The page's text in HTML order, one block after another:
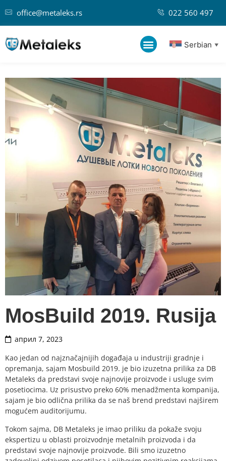
office@metaleks.rs 022 560 497
Serbian ▼
MosBuild 2019. Rusija
април 7, 2023
Kao jedan od najznačajnijih događaja u industriji gradnje i
opremanja, sajam Mosbuild 2019. je bio izuzetna prilika za DB
Metaleks da predstavi svoje najnovije proizvode i usluge svim
posetiocima. Uz prisustvo preko 60% menadžmenta kompanija,
sajam je bio odlična prilika da se naš brend predstavi najširem
mogućem auditorijumu.
Tokom sajma, DB Metaleks je imao priliku da pokaže svoju
ekspertizu u oblasti proizvodnje metalnih proizvoda i da
predstavi svoje najnovije proizvode. Bili smo izuzetno